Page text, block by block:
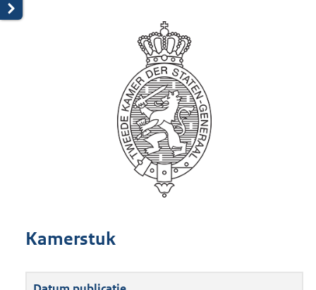
Kamerstuk